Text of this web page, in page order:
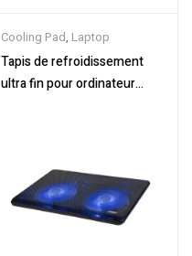
t
0
f
5
Cooling Pad, Laptop
Tapis de refroidissement
ultra fin pour ordinateur